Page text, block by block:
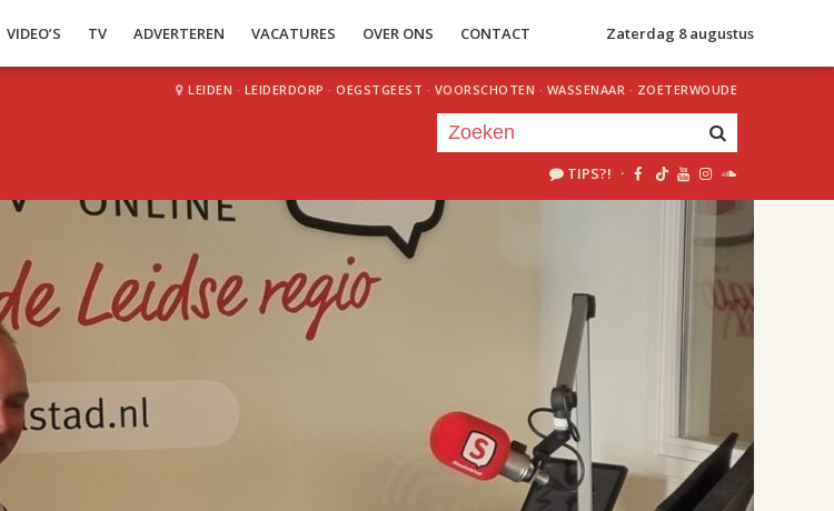
VIDEO’S TV ADVERTEREN VACATURES OVER ONS CONTACT Zaterdag 8 augustus
LEIDEN · LEIDERDORP · OEGSTGEEST · VOORSCHOTEN · WASSENAAR · ZOETERWOUDE
TIPS?! ·
uur 1 van 2
Volgend uur